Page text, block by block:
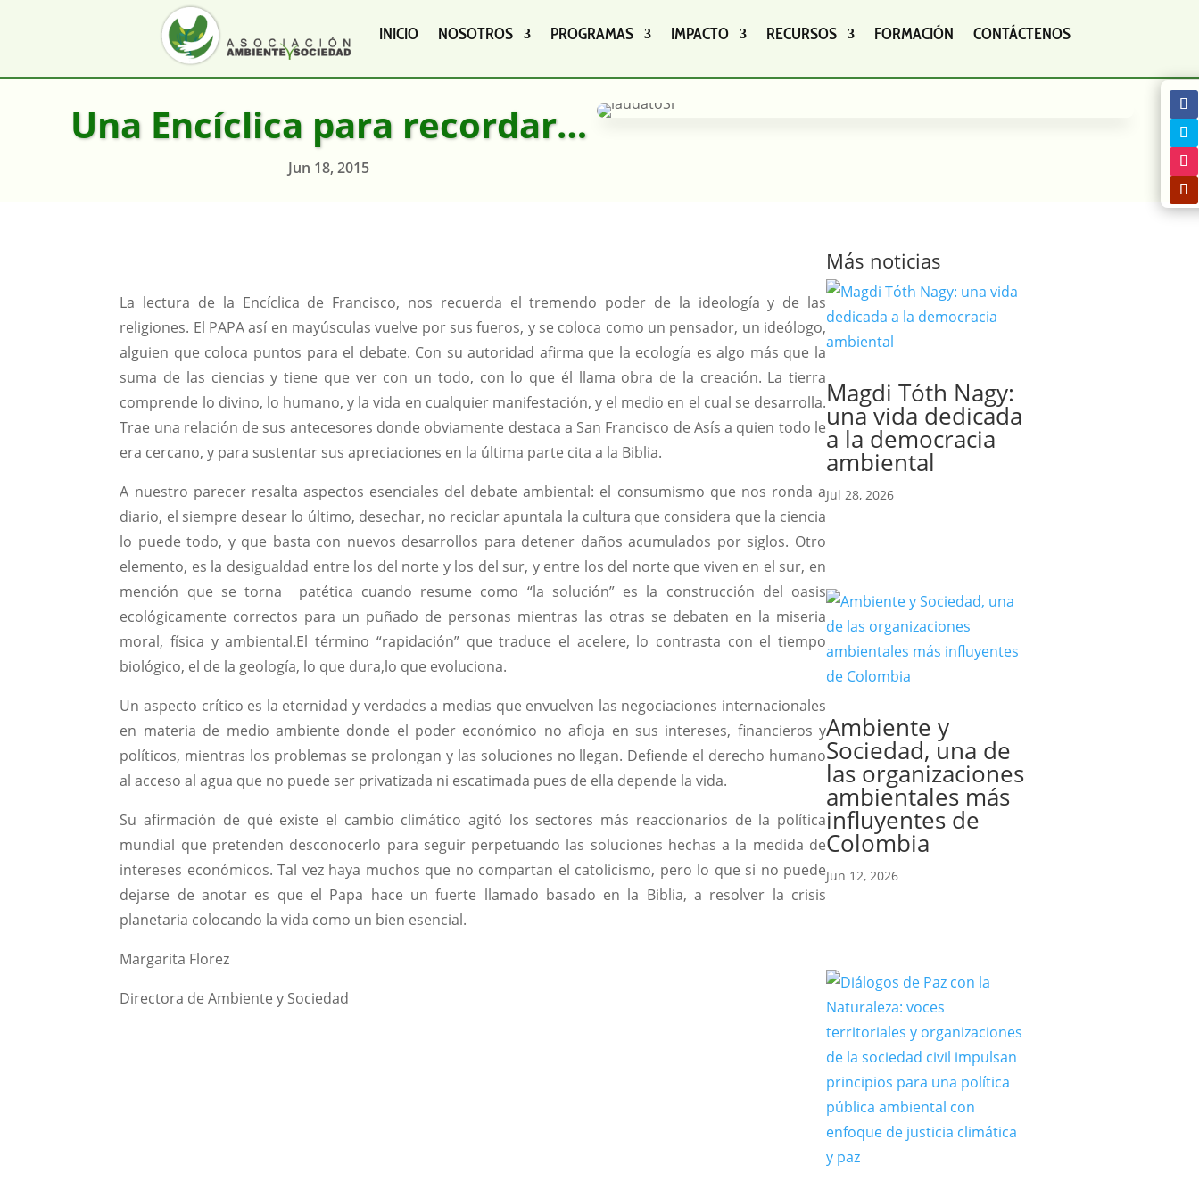
INICIO NOSOTROS PROGRAMAS IMPACTO RECURSOS FORMACIÓN CONTÁCTENOS
Una Encíclica para recordar…
Jun 18, 2015
La lectura de la Encíclica de Francisco, nos recuerda el tremendo poder de la ideología y de las
religiones. El PAPA así en mayúsculas vuelve por sus fueros, y se coloca como un pensador, un ideólogo,
alguien que coloca puntos para el debate. Con su autoridad afirma que la ecología es algo más que la
suma de las ciencias y tiene que ver con un todo, con lo que él llama obra de la creación. La tierra
comprende lo divino, lo humano, y la vida en cualquier manifestación, y el medio en el cual se desarrolla.
Trae una relación de sus antecesores donde obviamente destaca a San Francisco de Asís a quien todo le
era cercano, y para sustentar sus apreciaciones en la última parte cita a la Biblia.
A nuestro parecer resalta aspectos esenciales del debate ambiental: el consumismo que nos ronda a
diario, el siempre desear lo último, desechar, no reciclar apuntala la cultura que considera que la ciencia
lo puede todo, y que basta con nuevos desarrollos para detener daños acumulados por siglos. Otro
elemento, es la desigualdad entre los del norte y los del sur, y entre los del norte que viven en el sur, en
mención que se torna patética cuando resume como “la solución” es la construcción del oasis
ecológicamente correctos para un puñado de personas mientras las otras se debaten en la miseria
moral, física y ambiental.El término “rapidación” que traduce el acelere, lo contrasta con el tiempo
biológico, el de la geología, lo que dura,lo que evoluciona.
Un aspecto crítico es la eternidad y verdades a medias que envuelven las negociaciones internacionales
en materia de medio ambiente donde el poder económico no afloja en sus intereses, financieros y
políticos, mientras los problemas se prolongan y las soluciones no llegan. Defiende el derecho humano
al acceso al agua que no puede ser privatizada ni escatimada pues de ella depende la vida.
Su afirmación de qué existe el cambio climático agitó los sectores más reaccionarios de la política
mundial que pretenden desconocerlo para seguir perpetuando las soluciones hechas a la medida de
intereses económicos. Tal vez haya muchos que no compartan el catolicismo, pero lo que si no puede
dejarse de anotar es que el Papa hace un fuerte llamado basado en la Biblia, a resolver la crisis
planetaria colocando la vida como un bien esencial.
Margarita Florez
Directora de Ambiente y Sociedad
Más noticias
Magdi Tóth Nagy:
una vida dedicada
a la democracia
ambiental
Jul 28, 2026
Ambiente y
Sociedad, una de
las organizaciones
ambientales más
influyentes de
Colombia
Jun 12, 2026